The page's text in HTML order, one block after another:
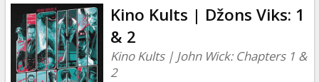
Kino Kults | Džons Viks: 1
& 2
Kino Kults | John Wick: Chapters 1 &
2